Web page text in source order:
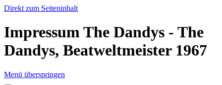
Direkt zum Seiteninhalt
Impressum The Dandys - The
Dandys, Beatweltmeister 1967
Menü überspringen